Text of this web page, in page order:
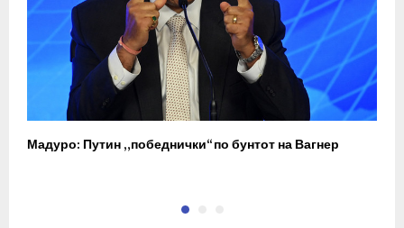
Мадуро: Путин „победнички“ по бунтот на Вагнер